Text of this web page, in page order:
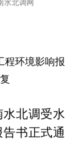
程环境影响报
水北调受水
书正式通